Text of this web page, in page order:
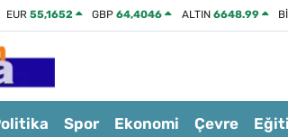
EUR 55,1652 GBP64,4046 ALTIN 6648.99
Spor Ekonomi Çevre